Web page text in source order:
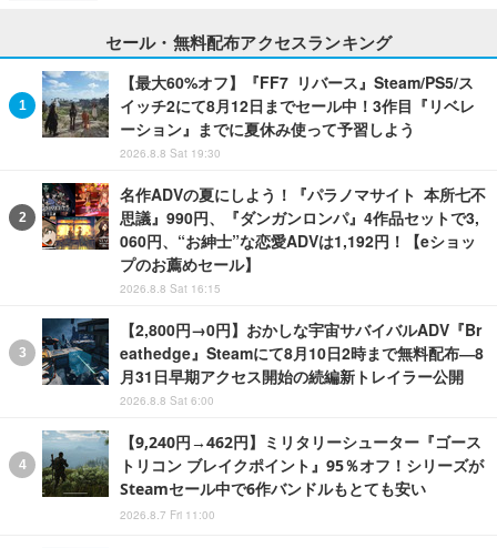
セール・無料配布アクセスランキング
【最大60%オフ】『FF7 リバース』Steam/PS5/ス
イッチ2にて8月12日までセール中！3作目『リベレ
ーション』までに夏休み使って予習しよう
2026.8.8 Sat 19:30
名作ADVの夏にしよう！『パラノマサイト 本所七不
思議』990円、『ダンガンロンパ』4作品セットで3,
060円、“お紳士”な恋愛ADVは1,192円！【eショッ
プのお薦めセール】
2026.8.8 Sat 16:15
【2,800円→0円】おかしな宇宙サバイバルADV『Br
eathedge』Steamにて8月10日2時まで無料配布―8
月31日早期アクセス開始の続編新トレイラー公開
2026.8.8 Sat 6:00
【9,240円→462円】ミリタリーシューター『ゴース
トリコン ブレイクポイント』95％オフ！シリーズが
Steamセール中で6作バンドルもとても安い
2026.8.7 Fri 11:00